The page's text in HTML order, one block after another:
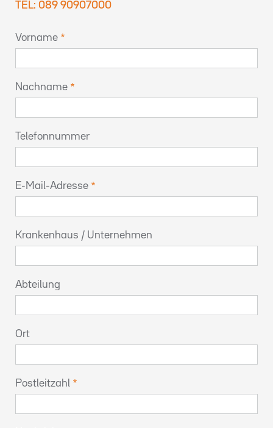
TEL: 089 90907000
Vorname
Nachname
Telefonnummer
E-Mail-Adresse
Krankenhaus / Unternehmen
Abteilung
Ort
Postleitzahl